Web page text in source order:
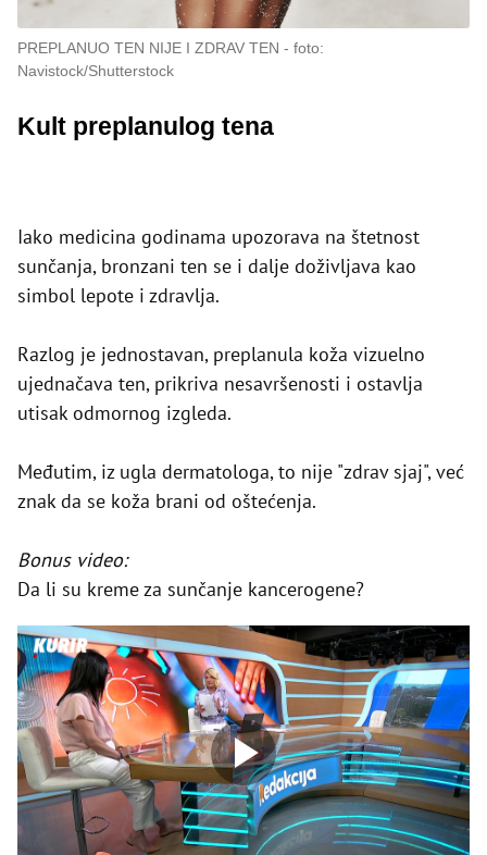
PREPLANUO TEN NIJE I ZDRAV TEN
foto:
Navistock/Shutterstock
Kult preplanulog tena
Iako medicina godinama upozorava na štetnost
sunčanja, bronzani ten se i dalje doživljava kao
simbol lepote i zdravlja.
Razlog je jednostavan, preplanula koža vizuelno
ujednačava ten, prikriva nesavršenosti i ostavlja
utisak odmornog izgleda.
Međutim, iz ugla dermatologa, to nije "zdrav sjaj", već
znak da se koža brani od oštećenja.
Bonus video:
Da li su kreme za sunčanje kancerogene?